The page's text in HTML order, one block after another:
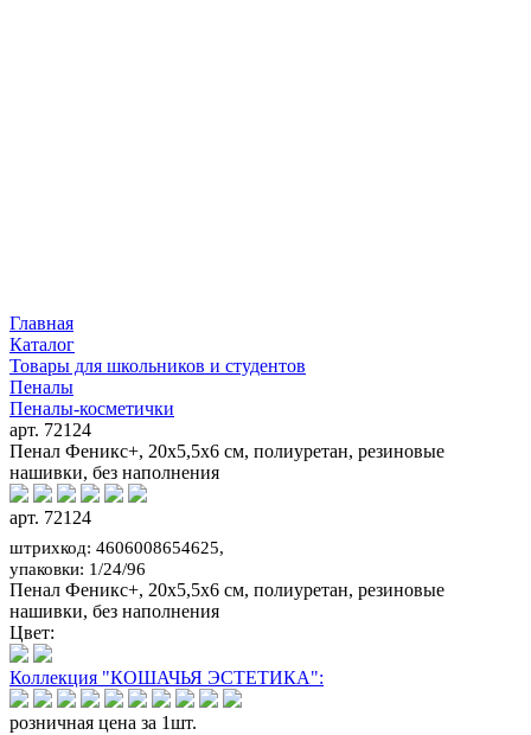
Главная
Каталог
Товары для школьников и студентов
Пеналы
Пеналы-косметички
арт. 72124
Пенал Феникс+, 20х5,5х6 см, полиуретан, резиновые
нашивки, без наполнения
арт. 72124
штрихкод: 4606008654625,
упаковки: 1/24/96
Пенал Феникс+, 20х5,5х6 см, полиуретан, резиновые
нашивки, без наполнения
Цвет:
Коллекция "КОШАЧЬЯ ЭСТЕТИКА":
розничная цена за 1шт.